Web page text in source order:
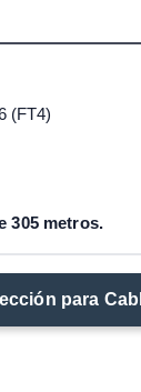
(FT4)
305 metros.
para